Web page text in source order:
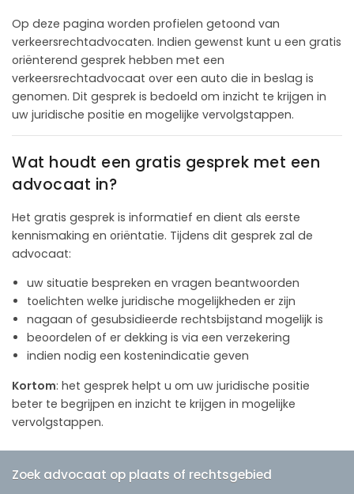
Op deze pagina worden profielen getoond van
verkeersrechtadvocaten. Indien gewenst kunt u een gratis
oriënterend gesprek hebben met een
verkeersrechtadvocaat over een auto die in beslag is
genomen. Dit gesprek is bedoeld om inzicht te krijgen in
uw juridische positie en mogelijke vervolgstappen.
Wat houdt een gratis gesprek met een
advocaat in?
Het gratis gesprek is informatief en dient als eerste
kennismaking en oriëntatie. Tijdens dit gesprek zal de
advocaat:
uw situatie bespreken en vragen beantwoorden
toelichten welke juridische mogelijkheden er zijn
nagaan of gesubsidieerde rechtsbijstand mogelijk is
beoordelen of er dekking is via een verzekering
indien nodig een kostenindicatie geven
Kortom: het gesprek helpt u om uw juridische positie
beter te begrijpen en inzicht te krijgen in mogelijke
vervolgstappen.
Zoek advocaat op plaats of rechtsgebied